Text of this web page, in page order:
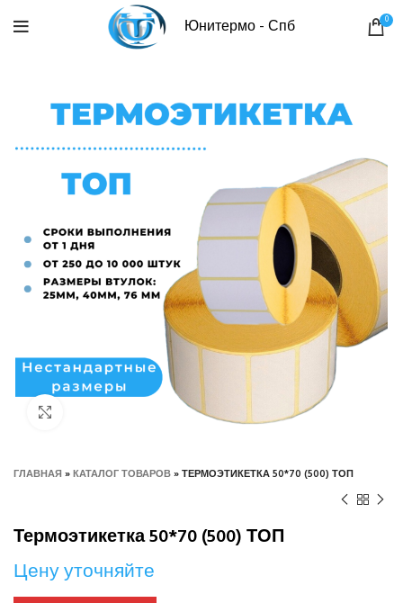
Юнитермо - Спб 0
Нажмите, чтобы увеличить
ГЛАВНАЯ»КАТАЛОГ ТОВАРОВ»ТЕРМОЭТИКЕТКА 50*70 (500) ТОП
Термоэтикетка 50*70 (500) ТОП
Цену уточняйте